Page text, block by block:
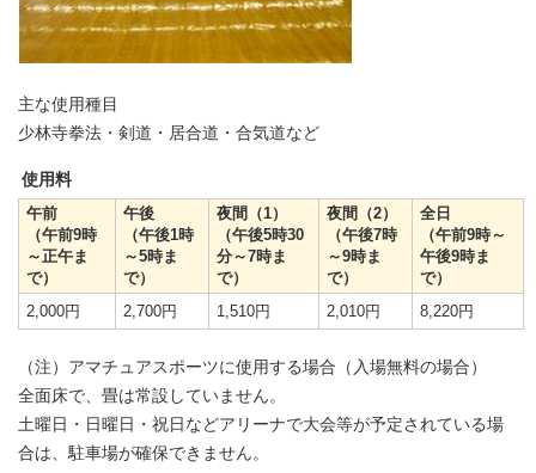
主な使用種目
少林寺拳法・剣道・居合道・合気道など
使用料
午前
（午前9時
～正午ま
で）
午後
（午後1時
～5時ま
で）
夜間（1）
（午後5時30
分～7時ま
で）
夜間（2）
（午後7時
～9時ま
で）
全日
（午前9時～
午後9時ま
で）
2,000円
2,700円 1,510円 2,010円 8,220円
（注）アマチュアスポーツに使用する場合（入場無料の場合）
全面床で、畳は常設していません。
土曜日・日曜日・祝日などアリーナで大会等が予定されている場
合は、駐車場が確保できません。